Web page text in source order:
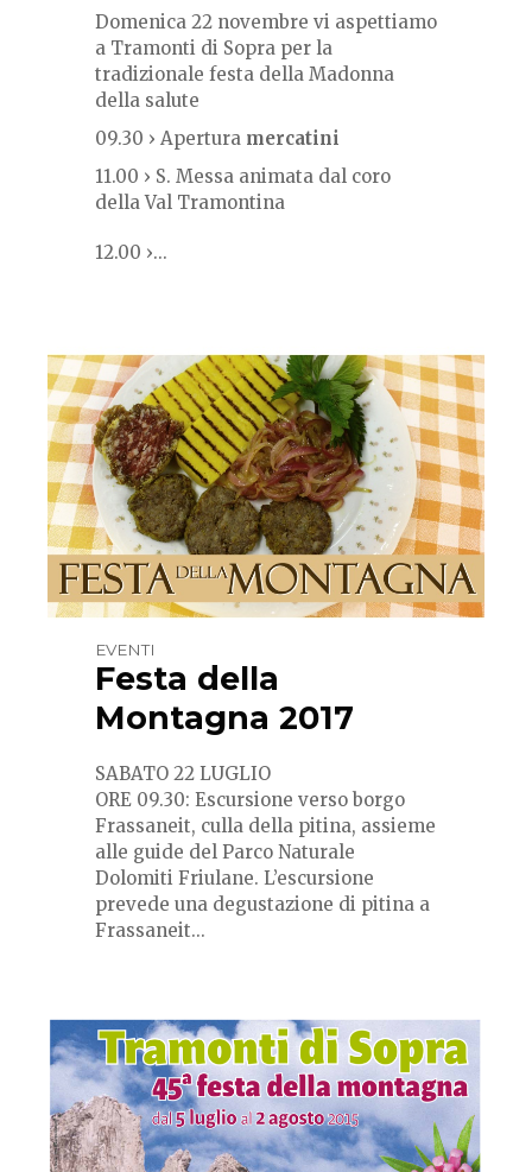
Domenica 22 novembre vi aspettiamo
a Tramonti di Sopra per la
tradizionale festa della Madonna
della salute
09.30 › Apertura mercatini
11.00 › S. Messa animata dal coro
della Val Tramontina
12.00 ›...
EVENTI
Festa della
Montagna 2017
SABATO 22 LUGLIO
ORE 09.30: Escursione verso borgo
Frassaneit, culla della pitina, assieme
alle guide del Parco Naturale
Dolomiti Friulane. L’escursione
prevede una degustazione di pitina a
Frassaneit...